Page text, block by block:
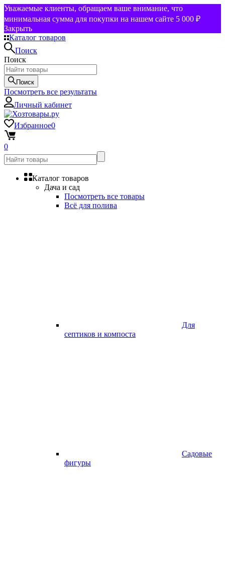
Уважаемые клиенты, обращаем ваше внимание, что
минимальная сумма для покупки на нашем сайте 5 000 ₽
Закрыть
Каталог товаров
Поиск
Поиск
Поиск
Посмотреть все результаты
Личный кабинет
Избранное0
0
Каталог товаров
Дача и сад
Посмотреть все товары
Всё для полива
Для
септиков и компоста
Садовые
фигуры